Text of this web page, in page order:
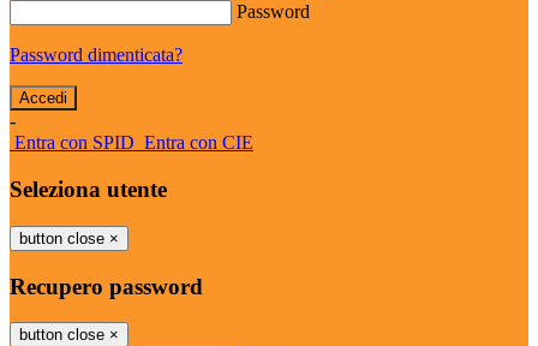
Password
Password dimenticata?
-
Entra con SPID Entra con CIE
Seleziona utente
button close ×
Recupero password
button close ×